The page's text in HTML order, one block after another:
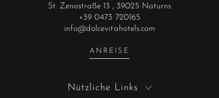
St. Zenostraße 13 , 39025 Naturns
+39 0473 720165
info@dolcevitahotels.com
ANREISE
Nützliche Links